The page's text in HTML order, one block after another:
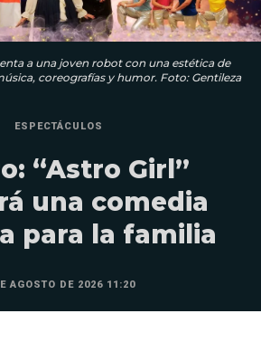
a una joven robot con una estética de
coreografías y humor. Foto: Gentileza
ESPECTÁCULOS
“Astro Girl”
una comedia
para la familia
AGOSTO DE 2026 11:20